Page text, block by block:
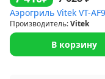
Производитель:Vitek
В корзину